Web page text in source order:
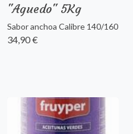
"Aguedo" 5Kg
Sabor anchoa Calibre 140/160
34,90 €